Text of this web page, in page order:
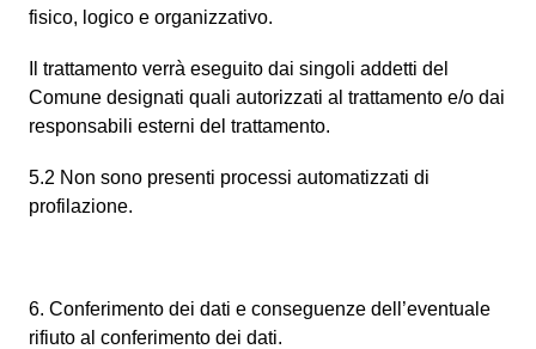
fisico, logico e organizzativo.
Il trattamento verrà eseguito dai singoli addetti del
Comune designati quali autorizzati al trattamento e/o dai
responsabili esterni del trattamento.
5.2 Non sono presenti processi automatizzati di
profilazione.
6. Conferimento dei dati e conseguenze dell’eventuale
rifiuto al conferimento dei dati.